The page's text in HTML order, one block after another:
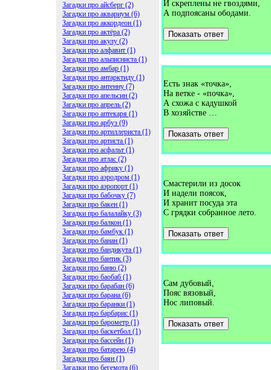
Загадки про айсберг (2)
Загадки про аквариум (6)
Загадки про аккордеон (1)
Загадки про актёра (2)
Загадки про акулу (2)
Загадки про алфавит (1)
Загадки про альписниста (1)
Загадки про амбар (1)
Загадки про антарктиду (1)
Загадки про антенну (7)
Загадки про апельсин (2)
Загадки про апрель (2)
Загадки про аптекаря (1)
Загадки про арбуз (9)
Загадки про артиллериста (1)
Загадки про артиста (1)
Загадки про асфальт (1)
Загадки про атлас (2)
Загадки про африку (1)
Загадки про аэродром (1)
Загадки про аэропорт (1)
Загадки про бабочку (7)
Загадки про бакен (1)
Загадки про балалайку (3)
Загадки про балкон (1)
Загадки про бамбук (1)
Загадки про банан (1)
Загадки про бандикута (1)
Загадки про бантик (3)
Загадки про баню (2)
Загадки про баобаб (1)
Загадки про барабан (6)
Загадки про барана (6)
Загадки про баранки (1)
Загадки про барбарис (1)
Загадки про барометр (1)
Загадки про баскетбол (1)
Загадки про бассейн (1)
Загадки про батарею (4)
Загадки про баян (1)
Загадки про бегемота (6)
И скреплены не гвоздями,
А подпоясаны ободами.
Показать ответ
Есть знак «точка»,
На ветке - «почка»,
А схожа с кадушкой
В хозяйстве …
Показать ответ
Смастерили из досок
И надели поясок,
И хранит посуда эта
С грядки собранное лето.
Показать ответ
Сам дубовый,
Пояс вязовый,
Нос липовый.
Показать ответ